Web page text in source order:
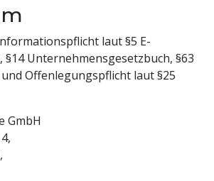
laut §5 E-
§14 Unternehmensgesetzbuch, §63
Offenlegungspflicht laut §25
GmbH